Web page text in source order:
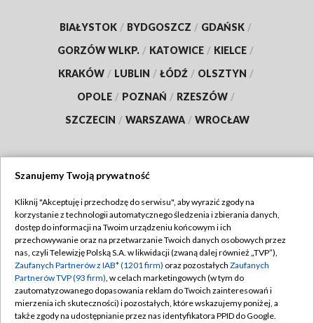
BIAŁYSTOK / BYDGOSZCZ / GDAŃSK /
GORZÓW WLKP. / KATOWICE / KIELCE /
KRAKÓW / LUBLIN / ŁÓDŹ / OLSZTYN /
OPOLE / POZNAŃ / RZESZÓW /
SZCZECIN / WARSZAWA / WROCŁAW
TVP
Abonament TVP
Emisja w TVP
Centrum informacji TVP
Naziemna Telewizja Cyfrowa
Regulamin TVP
Polityka prywatności
Moje zgody
Pomoc
Szanujemy Twoją prywatność
Kliknij "Akceptuję i przechodzę do serwisu", aby wyrazić zgody na
korzystanie z technologii automatycznego śledzenia i zbierania danych,
dostęp do informacji na Twoim urządzeniu końcowym i ich
przechowywanie oraz na przetwarzanie Twoich danych osobowych przez
nas, czyli Telewizję Polską S.A. w likwidacji (zwaną dalej również „TVP”),
Zaufanych Partnerów z IAB* (1201 firm) oraz pozostałych Zaufanych
Partnerów TVP (93 firm), w celach marketingowych (w tym do
zautomatyzowanego dopasowania reklam do Twoich zainteresowań i
mierzenia ich skuteczności) i pozostałych, które wskazujemy poniżej, a
także zgody na udostępnianie przez nas identyfikatora PPID do Google.